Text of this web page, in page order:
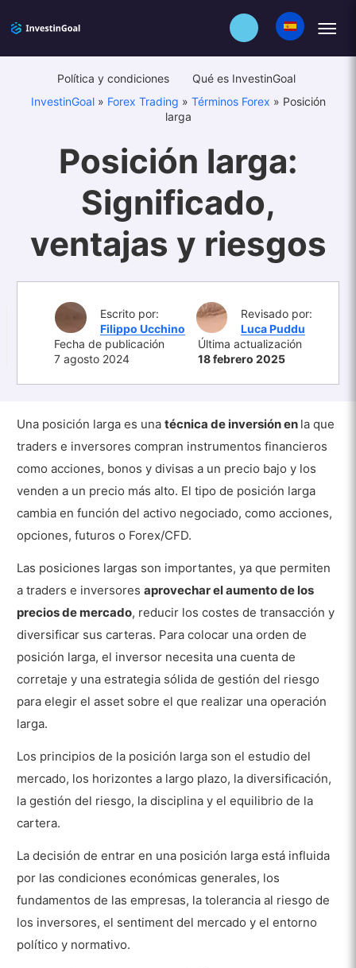
Política y condiciones
Qué es InvestinGoal
InvestinGoal» Forex Trading » Términos Forex » Posición
larga
Posición larga:
Significado,
ventajas y riesgos
Escrito por:
Filippo Ucchino
Revisado por:
Luca Puddu
Fecha de publicación
7 agosto 2024
Última actualización
18 febrero 2025
Una posición larga es unatécnica de inversión en la que
traders e inversores compran instrumentos financieros
como acciones, bonos y divisas a un precio bajo y los
venden a un precio más alto. El tipo de posición larga
cambia en función del activo negociado, como acciones,
opciones, futuros o Forex/CFD.
Las posiciones largas son importantes, ya que permiten
a traders e inversoresaprovechar el aumento de los
precios de mercado, reducir los costes de transacción y
diversificar sus carteras. Para colocar una orden de
posición larga, el inversor necesita una cuenta de
corretaje y una estrategia sólida de gestión del riesgo
para elegir el asset sobre el que realizar una operación
larga.
Los principios de la posición larga son el estudio del
mercado, los horizontes a largo plazo, la diversificación,
la gestión del riesgo, la disciplina y el equilibrio de la
cartera.
La decisión de entrar en una posición larga está influida
por las condiciones económicas generales, los
fundamentos de las empresas, la tolerancia al riesgo de
los inversores, el sentiment del mercado y el entorno
político y normativo.